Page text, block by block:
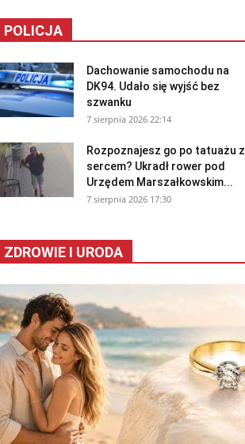
POLICJA
Dachowanie samochodu na
DK94. Udało się wyjść bez
szwanku
7 sierpnia 2026 22:14
Rozpoznajesz go po tatuażu z
sercem? Ukradł rower pod
Urzędem Marszałkowskim...
7 sierpnia 2026 17:30
ZDROWIE I URODA